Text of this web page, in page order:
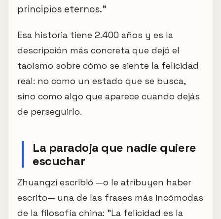
principios eternos."
Esa historia tiene 2.400 años y es la
descripción más concreta que dejó el
taoísmo sobre cómo se siente la felicidad
real: no como un estado que se busca,
sino como algo que aparece cuando dejás
de perseguirlo.
La paradoja que nadie quiere
escuchar
Zhuangzi escribió —o le atribuyen haber
escrito— una de las frases más incómodas
de la filosofía china: "La felicidad es la